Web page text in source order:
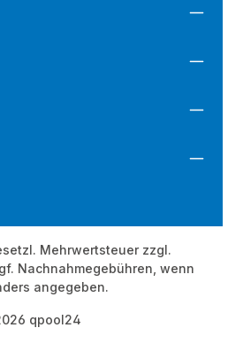
qpool24
Mehrwertsteuer zzgl.
Nachnahmegebühren, wenn
angegeben.